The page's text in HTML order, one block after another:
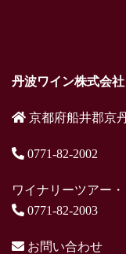
丹波ワイン株式会社
京都府船井郡京
0771-82-2002
ワイナリーツアー
0771-82-2003
お問い合わせ